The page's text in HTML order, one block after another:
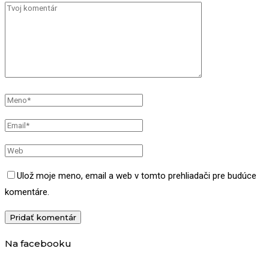
Ulož moje meno, email a web v tomto prehliadači pre budúce
komentáre.
Na facebooku